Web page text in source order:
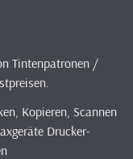
Tintenpatronen /
Kopieren, Scannen
Drucker-